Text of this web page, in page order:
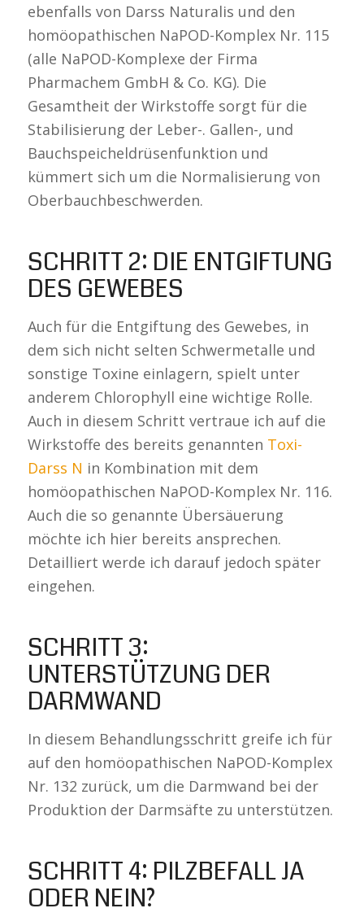
ebenfalls von Darss Naturalis und den
homöopathischen NaPOD-Komplex Nr. 115
(alle NaPOD-Komplexe der Firma
Pharmachem GmbH & Co. KG). Die
Gesamtheit der Wirkstoffe sorgt für die
Stabilisierung der Leber-. Gallen-, und
Bauchspeicheldrüsenfunktion und
kümmert sich um die Normalisierung von
Oberbauchbeschwerden.
SCHRITT 2: DIE ENTGIFTUNG
DES GEWEBES
Auch für die Entgiftung des Gewebes, in
dem sich nicht selten Schwermetalle und
sonstige Toxine einlagern, spielt unter
anderem Chlorophyll eine wichtige Rolle.
Auch in diesem Schritt vertraue ich auf die
Wirkstoffe des bereits genannten Toxi-
Darss N in Kombination mit dem
homöopathischen NaPOD-Komplex Nr. 116.
Auch die so genannte Übersäuerung
möchte ich hier bereits ansprechen.
Detailliert werde ich darauf jedoch später
eingehen.
SCHRITT 3:
UNTERSTÜTZUNG DER
DARMWAND
In diesem Behandlungsschritt greife ich für
auf den homöopathischen NaPOD-Komplex
Nr. 132 zurück, um die Darmwand bei der
Produktion der Darmsäfte zu unterstützen.
SCHRITT 4: PILZBEFALL JA
ODER NEIN?